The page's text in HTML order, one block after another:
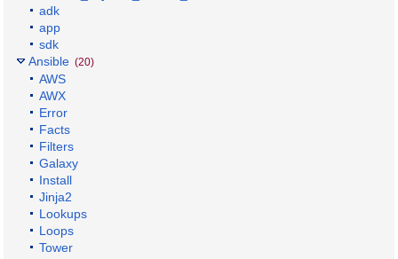
adk
app
sdk
Ansible (20)
AWS
AWX
Error
Facts
Filters
Galaxy
Install
Jinja2
Lookups
Loops
Tower